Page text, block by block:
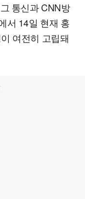
통신과 CNN방
서 14일 현재 홍
여전히 고립돼